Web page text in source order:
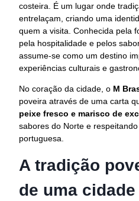
costeira. É um lugar onde
entrelaçam, criando uma
quem a visita. Conhecida pela
pela hospitalidade e pelos
assume-se como um destino
experiências culturais e
No coração da cidade, o M
poveira através de uma carta
peixe fresco e marisco de
sabores do Norte e
portuguesa.
A tradição
de uma